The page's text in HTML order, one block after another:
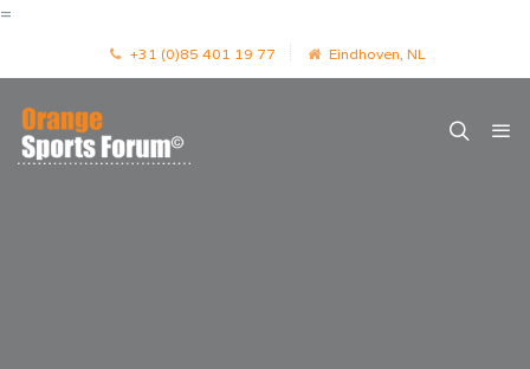
=
+31 (0)85 401 19 77 Eindhoven, NL